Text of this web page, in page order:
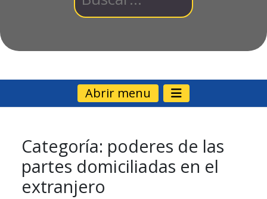
Abrir menu
Categoría: poderes de las
partes domiciliadas en el
extranjero